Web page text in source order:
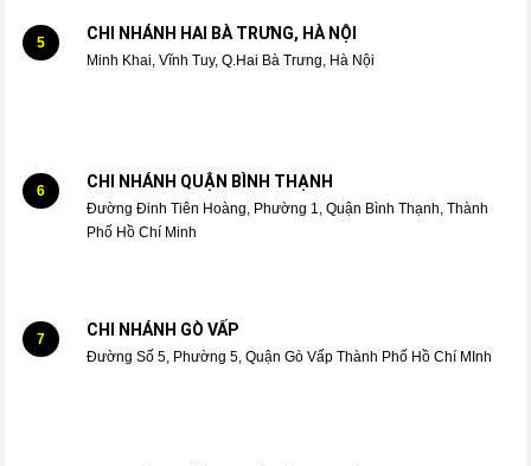
5 CHI NHÁNH HAI BÀ TRƯNG, HÀ NỘI
Minh Khai, Vĩnh Tuy, Q.Hai Bà Trưng, Hà Nội
6 CHI NHÁNH QUẬN BÌNH THẠNH
Đường Đinh Tiên Hoàng, Phường 1, Quận Bình Thạnh, Thành
Phố Hồ Chí Minh
7 CHI NHÁNH GÒ VẤP
Đường Số 5, Phường 5, Quận Gò Vấp Thành Phố Hồ Chí MInh